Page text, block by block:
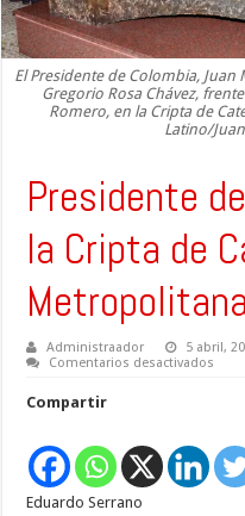
El Presidente de Colombia,
Gregorio Rosa Chávez,
Romero, en la Cripta de
Latino/
Presidente
la Cripta de
Metropolitana
Administraador 5 abril,
Comentarios desactivados
de
Compartir
Eduardo Serrano